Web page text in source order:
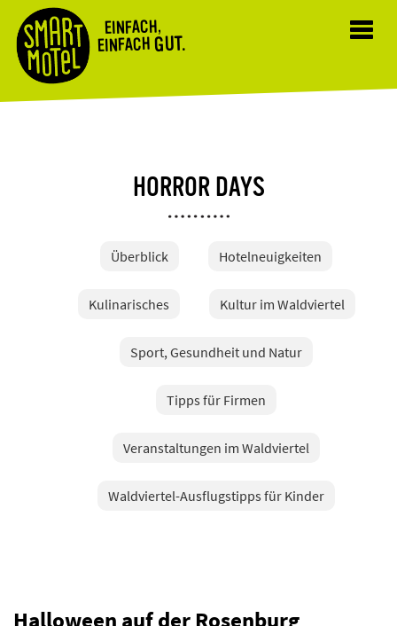
EINFACH,
EINFACH GUT.
HORROR DAYS
Überblick Hotelneuigkeiten
Kulinarisches Kultur im Waldviertel
Sport, Gesundheit und Natur
Tipps für Firmen
Veranstaltungen im Waldviertel
Waldviertel-Ausflugstipps für Kinder
Halloween auf der Rosenburg